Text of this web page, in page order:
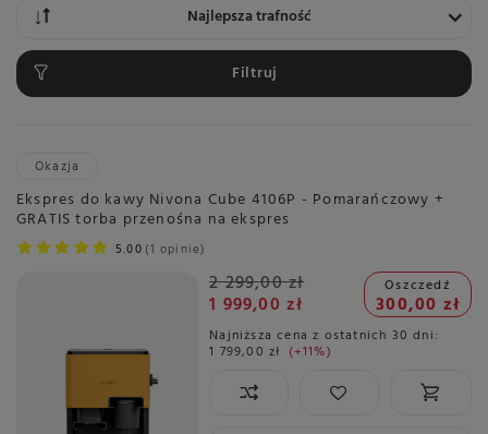
Zmień sortowanie
Najlepsza trafność
Filtruj
Okazja
Ekspres do kawy Nivona Cube 4106P - Pomarańczowy +
GRATIS torba przenośna na ekspres
5.00 1 opinie
2 299,00 zł
1 999,00 zł
Oszczedź
300,00 zł
Najniższa cena z ostatnich 30 dni:
1 799,00 zł +11%